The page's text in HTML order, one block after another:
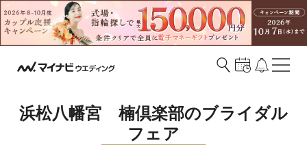
浜松八幡宮　楠倶楽部のブライダル
フェア